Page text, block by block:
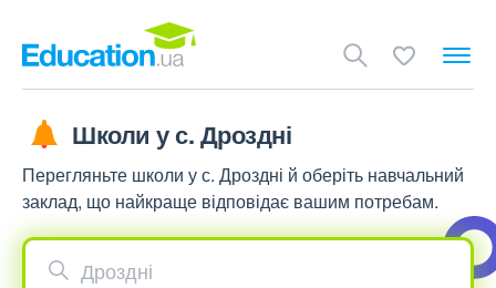
Школи у с. Дроздні
Перегляньте школи у с. Дроздні й оберіть навчальний
заклад, що найкраще відповідає вашим потребам.
Дроздні